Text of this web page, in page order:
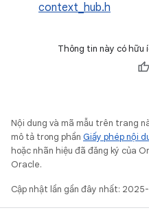
context_hub.h
Thông tin này có hữu
Nội dung và mã mẫu trên trang
mô tả trong phần Giấy phép nội
hoặc nhãn hiệu đã đăng ký của
Oracle.
Cập nhật lần gần đây nhất: